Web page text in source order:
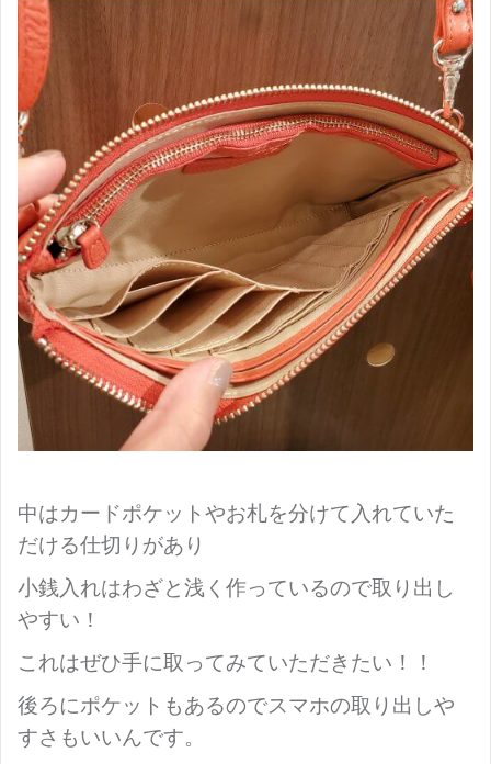
中はカードポケットやお札を分けて入れていた
だける仕切りがあり
小銭入れはわざと浅く作っているので取り出し
やすい！
これはぜひ手に取ってみていただきたい！！
後ろにポケットもあるのでスマホの取り出しや
すさもいいんです。